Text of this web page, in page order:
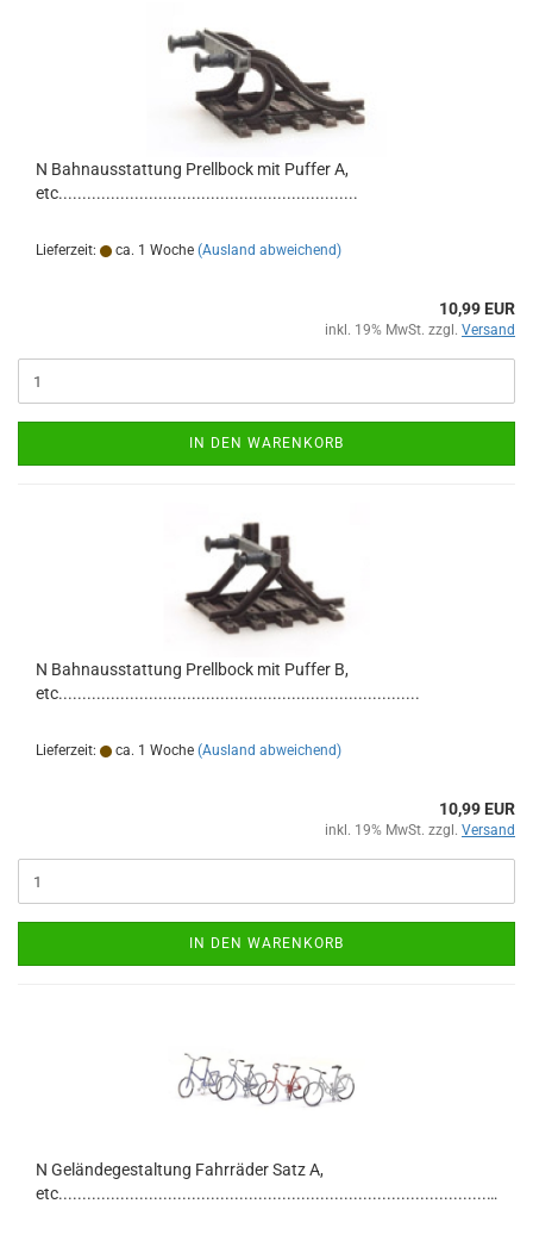
N Bahnausstattung Prellbock mit Puffer A,
etc...............................................................
Lieferzeit: ca. 1 Woche (Ausland abweichend)
10,99 EUR
inkl. 19% MwSt. zzgl. Versand
IN DEN WARENKORB
N Bahnausstattung Prellbock mit Puffer B,
etc............................................................................
Lieferzeit: ca. 1 Woche (Ausland abweichend)
10,99 EUR
inkl. 19% MwSt. zzgl. Versand
IN DEN WARENKORB
N Geländegestaltung Fahrräder Satz A,
etc...............................................................................................................................